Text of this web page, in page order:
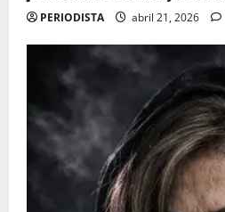
PERIODISTA abril 21, 2026